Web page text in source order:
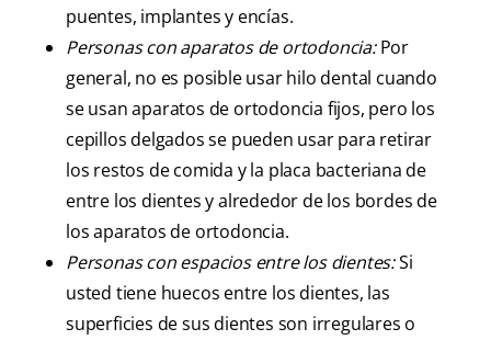
puentes, implantes y encías.
Personas con aparatos de ortodoncia:Por
general, no es posible usar hilo dental cuando
se usan aparatos de ortodoncia fijos, pero los
cepillos delgados se pueden usar para retirar
los restos de comida y la placa bacteriana de
entre los dientes y alrededor de los bordes de
los aparatos de ortodoncia.
Personas con espacios entre los dientes:Si
usted tiene huecos entre los dientes, las
superficies de sus dientes son irregulares o